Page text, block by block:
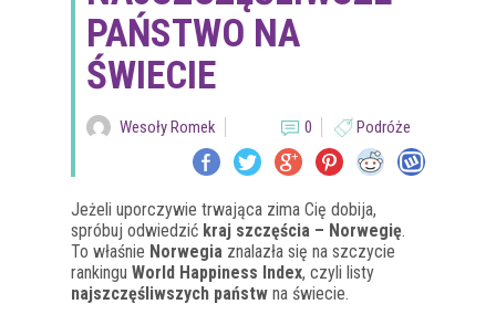
PAŃSTWO NA
ŚWIECIE
Wesoły Romek 0 Podróże
Jeżeli uporczywie trwająca zima Cię dobija,
spróbuj odwiedzić kraj szczęścia – Norwegię.
To właśnie Norwegia znalazła się na szczycie
rankingu World Happiness Index, czyli listy
najszczęśliwszych państw na świecie.